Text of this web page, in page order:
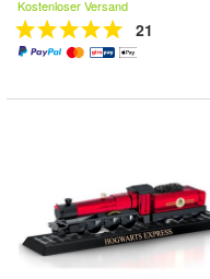
Kostenloser Versand
21